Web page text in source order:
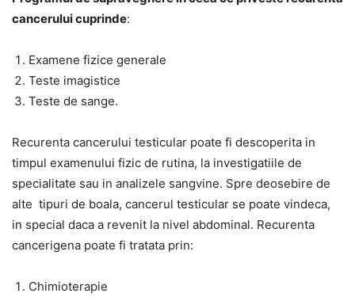
cancerului cuprinde:
Examene fizice generale
Teste imagistice
Teste de sange.
Recurenta cancerului testicular poate fi descoperita in
timpul examenului fizic de rutina, la investigatiile de
specialitate sau in analizele sangvine. Spre deosebire de
alte tipuri de boala, cancerul testicular se poate vindeca,
in special daca a revenit la nivel abdominal. Recurenta
cancerigena poate fi tratata prin:
Chimioterapie